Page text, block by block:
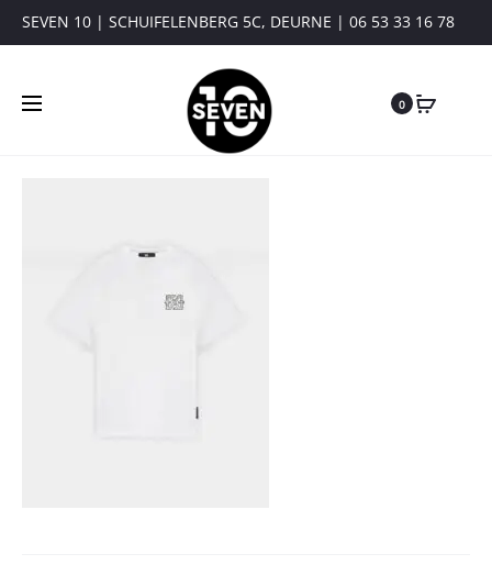
SEVEN 10 | SCHUIFELENBERG 5C, DEURNE | 06 53 33 16 78
0